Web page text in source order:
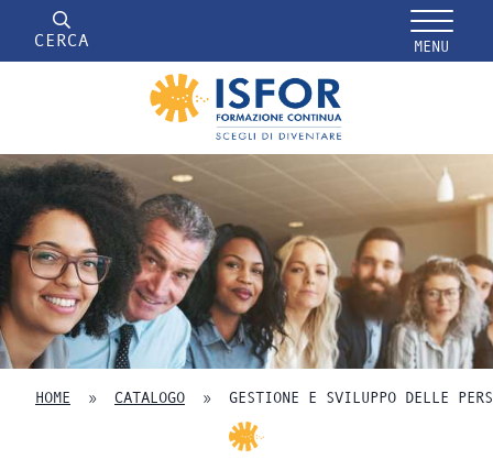
CERCA MENU
HOME » CATALOGO » GESTIONE E SVILUPPO DELLE